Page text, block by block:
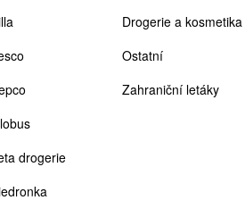
drogerie
Drogerie a kosmetika
Ostatní
Zahraniční letáky